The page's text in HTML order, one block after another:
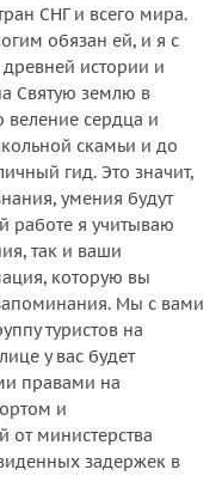
СНГ и всего мира.
обязан ей, и я с
истории и
Святую землю в
веление сердца и
скамьи и до
гид. Это значит,
умения будут
работе я учитываю
так и ваши
которую вы
Мы с вами
туристов на
у вас будет
правами на
и
министерства
задержек в